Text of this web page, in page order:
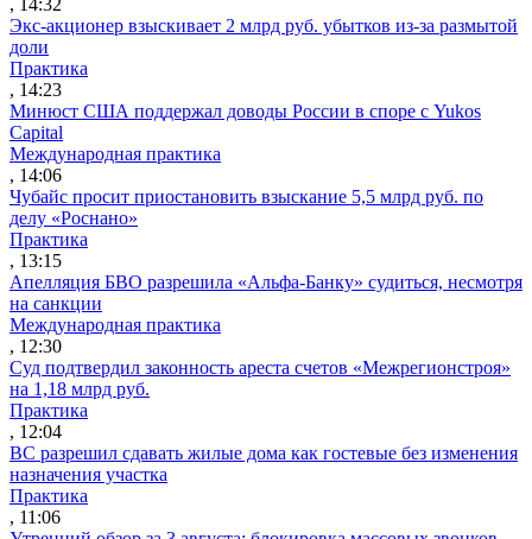
, 14:32
Экс-акционер взыскивает 2 млрд руб. убытков из-за размытой
доли
Практика
, 14:23
Минюст США поддержал доводы России в споре с Yukos
Capital
Международная практика
, 14:06
Чубайс просит приостановить взыскание 5,5 млрд руб. по
делу «Роснано»
Практика
, 13:15
Апелляция БВО разрешила «Альфа-Банку» судиться, несмотря
на санкции
Международная практика
, 12:30
Суд подтвердил законность ареста счетов «Межрегионстроя»
на 1,18 млрд руб.
Практика
, 12:04
ВС разрешил сдавать жилые дома как гостевые без изменения
назначения участка
Практика
, 11:06